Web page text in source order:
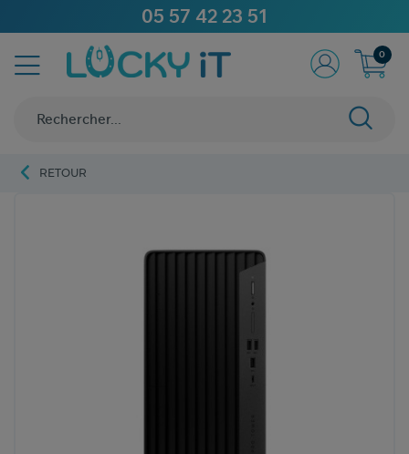
05 57 42 23 51
0
RETOUR